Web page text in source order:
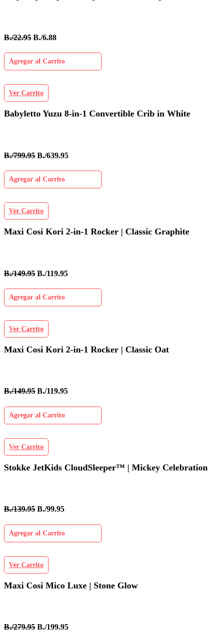
B./22.95 B./6.88
Agregar al Carrito
Ver Carrito
Babyletto Yuzu 8-in-1 Convertible Crib in White
B./799.95 B./639.95
Agregar al Carrito
Ver Carrito
Maxi Cosi Kori 2-in-1 Rocker | Classic Graphite
B./149.95 B./119.95
Agregar al Carrito
Ver Carrito
Maxi Cosi Kori 2-in-1 Rocker | Classic Oat
B./149.95 B./119.95
Agregar al Carrito
Ver Carrito
Stokke JetKids CloudSleeper™ | Mickey Celebration
B./139.95 B./99.95
Agregar al Carrito
Ver Carrito
Maxi Cosi Mico Luxe | Stone Glow
B./279.95 B./199.95